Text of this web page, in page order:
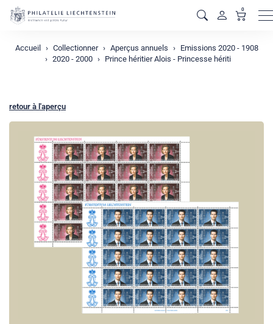
0
Accueil Collectionner Aperçus annuels
Emissions 2020 - 1908
2020 - 2000
Prince héritier Alois - Princesse hériti
retour à l'aperçu